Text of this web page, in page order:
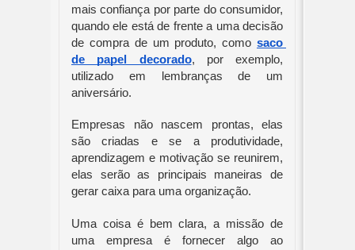
mais confiança por parte do consumidor,
quando ele está de frente a uma decisão
de compra de um produto, como saco
de papel decorado, por exemplo,
utilizado em lembranças de um
aniversário.
Empresas não nascem prontas, elas
são criadas e se a produtividade,
aprendizagem e motivação se reunirem,
elas serão as principais maneiras de
gerar caixa para uma organização.
Uma coisa é bem clara, a missão de
uma empresa é fornecer algo ao